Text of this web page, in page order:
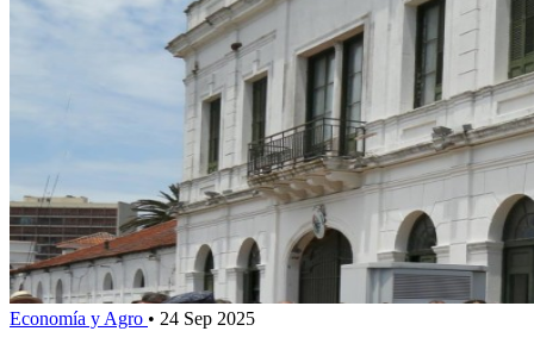
Economía y Agro • 24 Sep 2025